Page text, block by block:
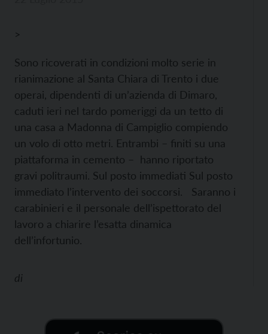
>
Sono ricoverati in condizioni molto serie in
rianimazione al Santa Chiara di Trento i due
operai, dipendenti di un’azienda di Dimaro,
caduti ieri nel tardo pomeriggi da un tetto di
una casa a Madonna di Campiglio compiendo
un volo di otto metri. Entrambi – finiti su una
piattaforma in cemento – hanno riportato
gravi politraumi. Sul posto immediati Sul posto
immediato l’intervento dei soccorsi. Saranno i
carabinieri e il personale dell’ispettorato del
lavoro a chiarire l’esatta dinamica
dell’infortunio.
di